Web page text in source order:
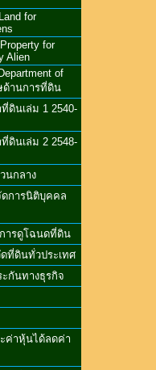
for
for
Alien
of
ด้านการที่ดิน
ดินเล่ม 1 2540-
ดินเล่ม 2 2548-
นกลาง
การนิติบุคคล
การดูโฉนดที่ดิน
ที่ดินทั่วประเทศ
กันทางธุรกิจ
ค่าหุ้นได้ลดค่า